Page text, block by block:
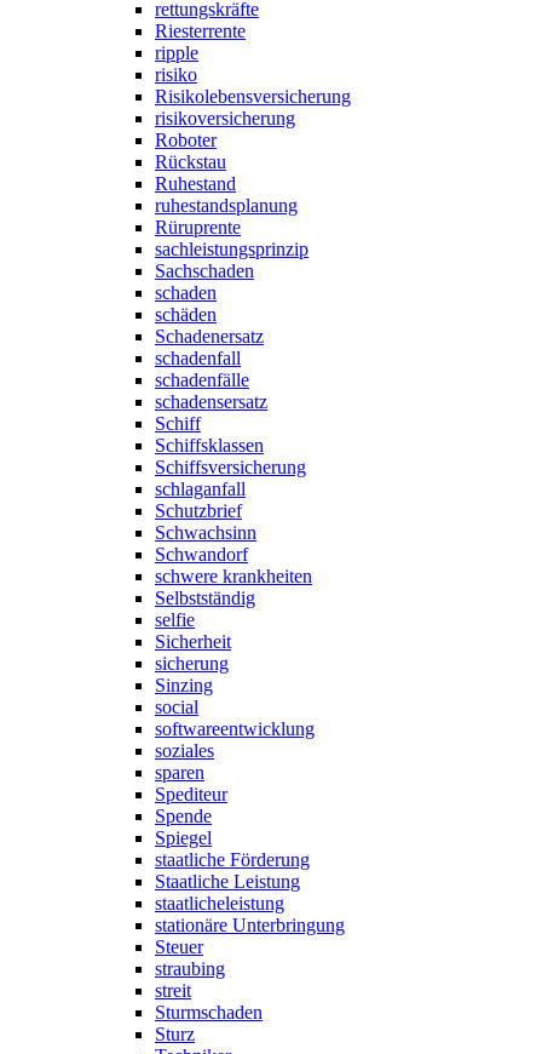
rettungskräfte
Riesterrente
ripple
risiko
Risikolebensversicherung
risikoversicherung
Roboter
Rückstau
Ruhestand
ruhestandsplanung
Rüruprente
sachleistungsprinzip
Sachschaden
schaden
schäden
Schadenersatz
schadenfall
schadenfälle
schadensersatz
Schiff
Schiffsklassen
Schiffsversicherung
schlaganfall
Schutzbrief
Schwachsinn
Schwandorf
schwere krankheiten
Selbstständig
selfie
Sicherheit
sicherung
Sinzing
social
softwareentwicklung
soziales
sparen
Spediteur
Spende
Spiegel
staatliche Förderung
Staatliche Leistung
staatlicheleistung
stationäre Unterbringung
Steuer
straubing
streit
Sturmschaden
Sturz